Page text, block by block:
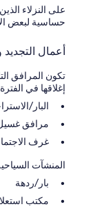
على النزلاء
حساسية لبعض
أعمال التجديد
تكون المرافق
إغلاقها في الفترة من 22 ديسمبر إلى
البار/
مرافق
غرف
المنشآت
بار/ردهة
مكتب